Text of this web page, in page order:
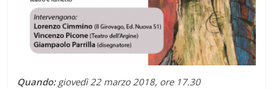
Quando:giovedì 22 marzo 2018, ore 17.30